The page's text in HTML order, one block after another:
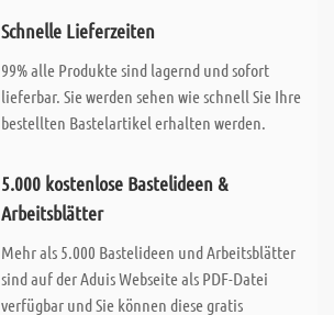
Schnelle Lieferzeiten
99% alle Produkte sind lagernd und sofort
lieferbar. Sie werden sehen wie schnell Sie Ihre
bestellten Bastelartikel erhalten werden.
5.000 kostenlose Bastelideen &
Arbeitsblätter
Mehr als 5.000 Bastelideen und Arbeitsblätter
sind auf der Aduis Webseite als PDF-Datei
verfügbar und Sie können diese gratis